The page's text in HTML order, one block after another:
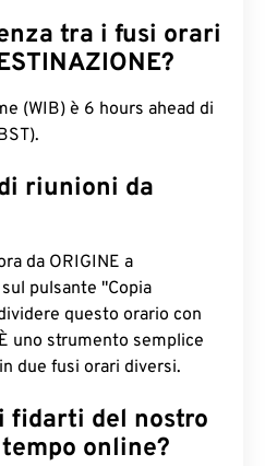
tra i fusi orari
(WIB) è 6 hours ahead di
riunioni da
da ORIGINE a
pulsante "Copia
questo orario con
uno strumento semplice
due fusi orari diversi.
fidarti del nostro
online?